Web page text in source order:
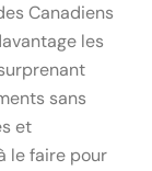
Canadiens
les
sans
et
le faire pour